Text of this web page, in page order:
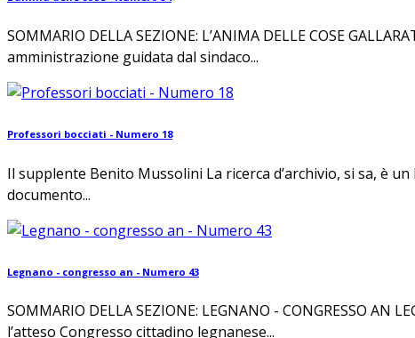
SOMMARIO DELLA SEZIONE: L’ANIMA DELLE COSE
amministrazione guidata dal sindaco...
Professori bocciati - Numero 18
Il supplente Benito Mussolini La ricerca d’archivio, si sa, è
documento...
Legnano - congresso an - Numero 43
SOMMARIO DELLA SEZIONE: LEGNANO - CONGRESSO
l’atteso Congresso cittadino legnanese...